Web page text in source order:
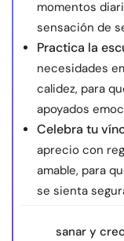
momentos
sensación de
Practica la
necesidades
calidez, para
apoyados
Celebra tu
aprecio con
amable, para
se sienta
sanar y